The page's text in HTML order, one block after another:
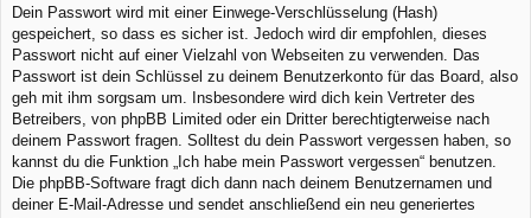
Dein Passwort wird mit einer Einwege-Verschlüsselung (Hash)
gespeichert, so dass es sicher ist. Jedoch wird dir empfohlen, dieses
Passwort nicht auf einer Vielzahl von Webseiten zu verwenden. Das
Passwort ist dein Schlüssel zu deinem Benutzerkonto für das Board, also
geh mit ihm sorgsam um. Insbesondere wird dich kein Vertreter des
Betreibers, von phpBB Limited oder ein Dritter berechtigterweise nach
deinem Passwort fragen. Solltest du dein Passwort vergessen haben, so
kannst du die Funktion „Ich habe mein Passwort vergessen“ benutzen.
Die phpBB-Software fragt dich dann nach deinem Benutzernamen und
deiner E-Mail-Adresse und sendet anschließend ein neu generiertes